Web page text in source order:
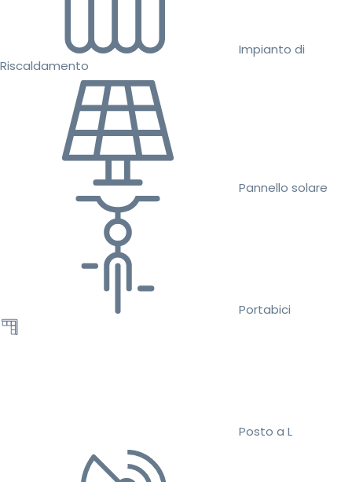
Impianto di
Riscaldamento
Pannello solare
Portabici
Posto a L